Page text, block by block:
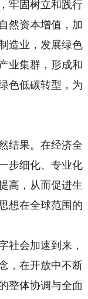
牢固树立和践行
然资本增值，加
造业，发展绿色
业集群，形成和
色低碳转型，为
结果。在经济全
步细化、专业化
高，从而促进生
想在全球范围的
会加速到来，
，在开放中不断
整体协调与全面